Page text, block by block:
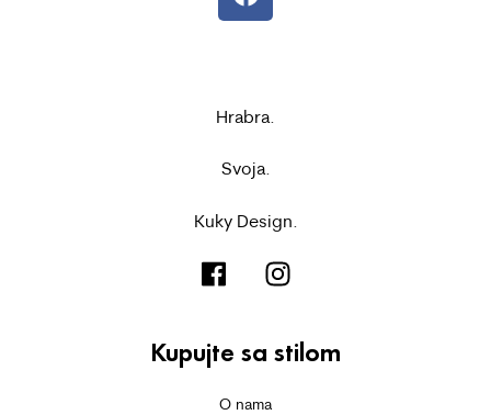
Hrabra.
Svoja.
Kuky Design.
Kupujte sa stilom
O nama